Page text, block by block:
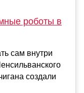
роботы в
сам внутри
создали